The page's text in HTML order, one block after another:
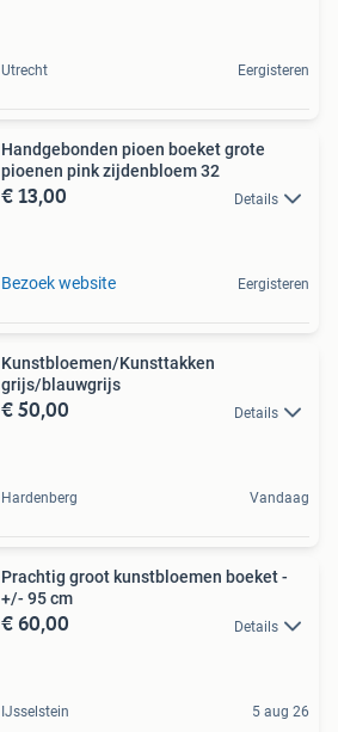
Utrecht Eergisteren
Handgebonden pioen boeket grote
pioenen pink zijdenbloem 32
€ 13,00 Details
Bezoek website Eergisteren
Kunstbloemen/Kunsttakken
grijs/blauwgrijs
€ 50,00 Details
Hardenberg Vandaag
Prachtig groot kunstbloemen boeket -
+/- 95 cm
€ 60,00 Details
IJsselstein 5 aug 26